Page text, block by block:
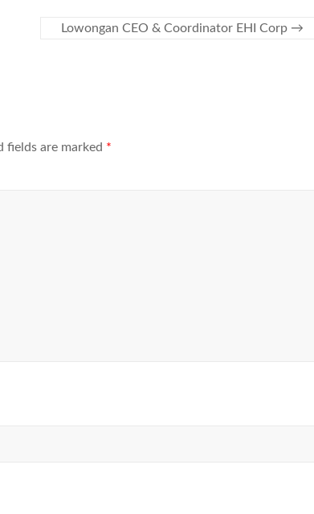
Lowongan CEO & Coordinator EHI Corp →
fields are marked *